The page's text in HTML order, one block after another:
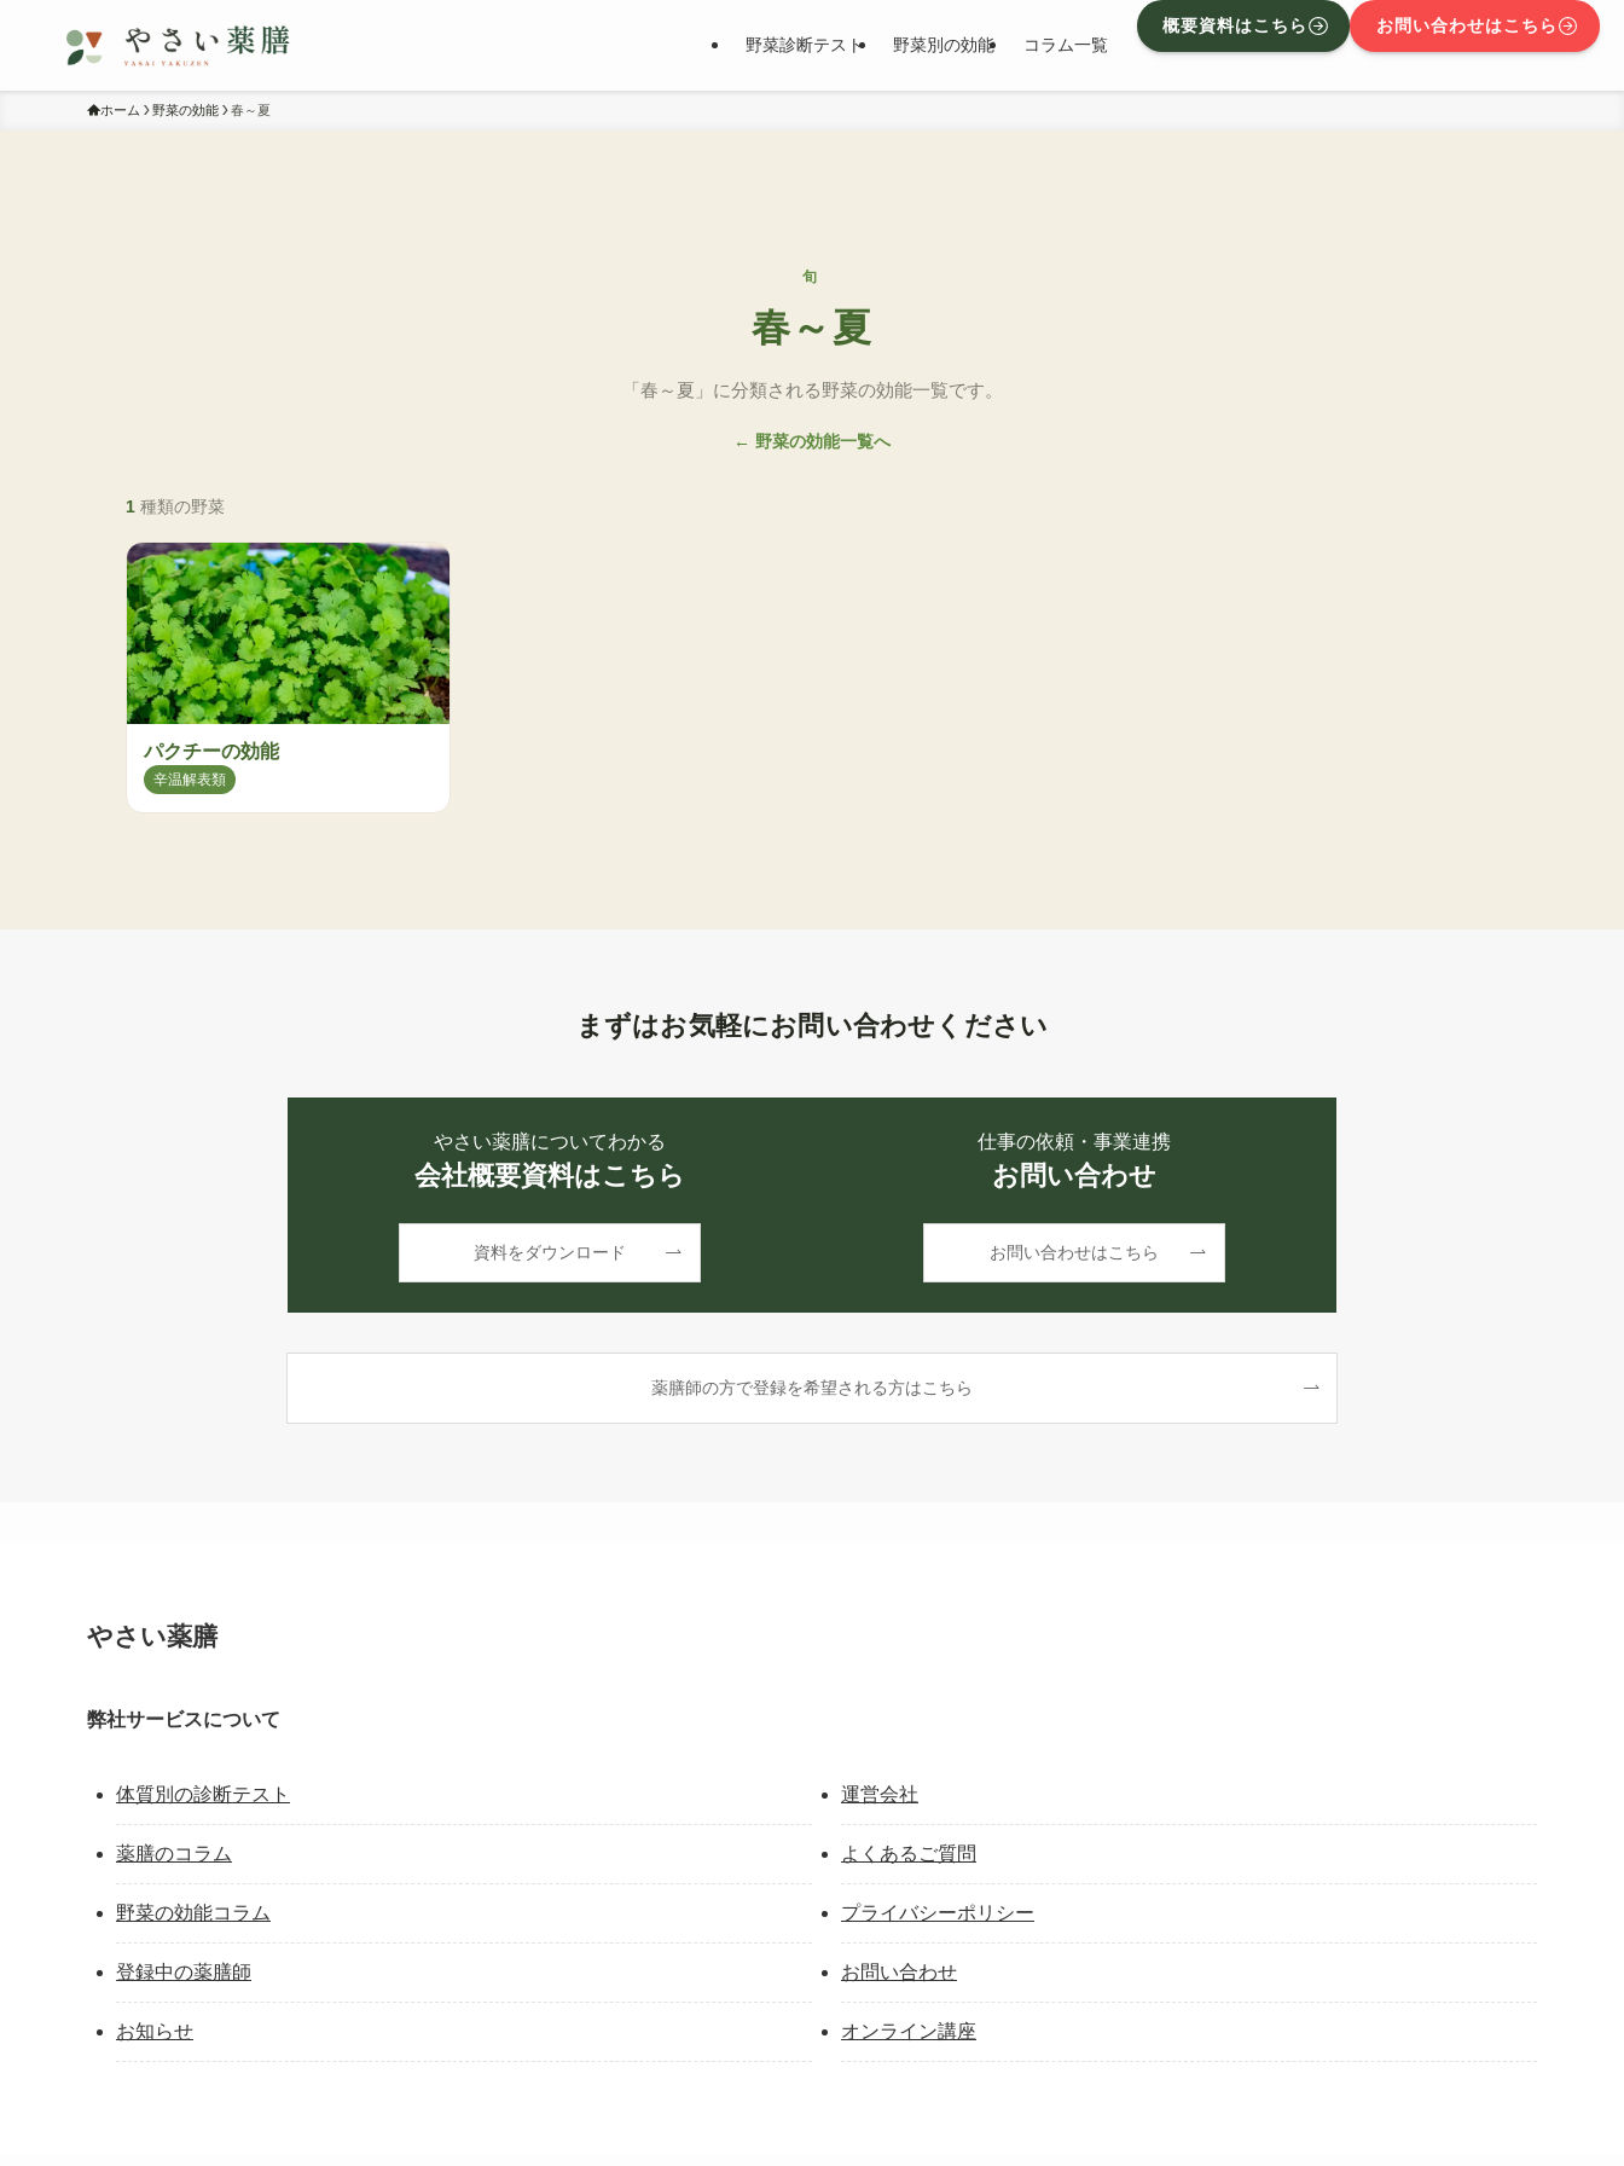
野菜診断テスト 野菜別の効能 コラム一覧
概要資料はこちら お問い合わせはこちら
ホーム 野菜の効能 春～夏
旬
春～夏
「春～夏」に分類される野菜の効能一覧です。
← 野菜の効能一覧へ
1 種類の野菜
パクチーの効能
辛温解表類
まずはお気軽にお問い合わせください
やさい薬膳についてわかる
会社概要資料はこちら
資料をダウンロード
仕事の依頼・事業連携
お問い合わせ
お問い合わせはこちら
薬膳師の方で登録を希望される方はこちら
やさい薬膳
弊社サービスについて
体質別の診断テスト
薬膳のコラム
野菜の効能コラム
登録中の薬膳師
お知らせ
運営会社
よくあるご質問
プライバシーポリシー
お問い合わせ
オンライン講座